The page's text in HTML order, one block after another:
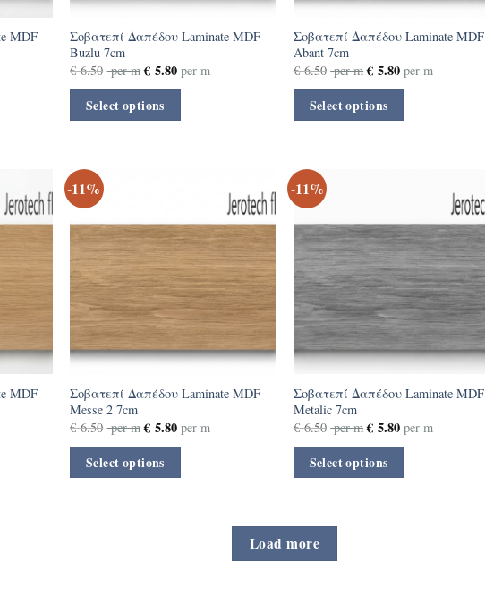
MDF
Σοβατεπί Δαπέδου Laminate MDF
Buzlu 7cm
€6.50 per m €5.80per m
Select options
Σοβατεπί Δαπέδου Laminate MDF
Abant 7cm
€6.50 per m € 5.80 per m
Select options
MDF
-11%
Σοβατεπί Δαπέδου Laminate MDF
Messe 2 7cm
€6.50 per m €5.80per m
Select options
-11%
Σοβατεπί Δαπέδου Laminate MDF
Metalic 7cm
€6.50 per m € 5.80 per m
Select options
Load more